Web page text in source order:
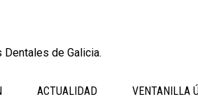
ACTUALIDAD VENTANILLA
de Galicia.